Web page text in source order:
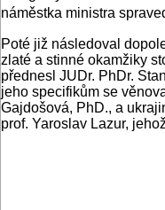
náměstka ministra
Poté již následoval
zlaté a stinné okamžiky
přednesl JUDr. PhDr.
jeho specifikům se
Gajdošová, PhD., a
prof. Yaroslav Lazur,